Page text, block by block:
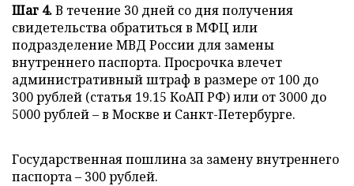
Шаг 4.В течение 30 дней со дня получения
свидетельства обратиться в МФЦ или
подразделение МВД России для замены
внутреннего паспорта. Просрочка влечет
административный штраф в размере от 100 до
300 рублей (статья 19.15 КоАП РФ) или от 3000 до
5000 рублей – в Москве и Санкт-Петербурге.
Государственная пошлина за замену внутреннего
паспорта – 300 рублей.